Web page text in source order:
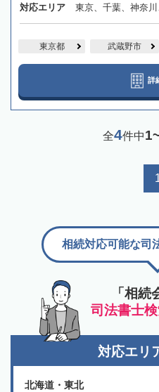
対応エリア 東京、千葉、神奈
東京都 武蔵野市
詳
全4件中
「相続
司法書士
相続対応可能な司
対応エリ
北海道・東北